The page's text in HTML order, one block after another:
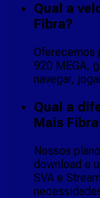
Qual a
Fibra?
Oferecemos
920 MEGA,
navegar,
Qual a
Mais
Nossos
download e
SVA e